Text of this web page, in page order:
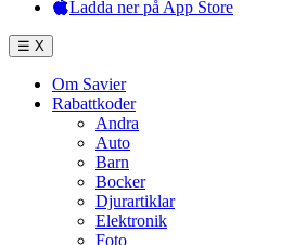
Ladda ner på App Store
☰ X
Om Savier
Rabattkoder
Andra
Auto
Barn
Bocker
Djurartiklar
Elektronik
Foto